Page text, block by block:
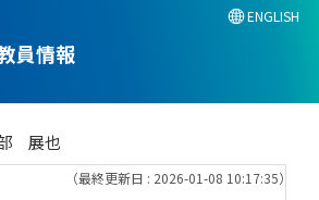
員情報
ENGLISH
展也
（最終更新日 : 2026-01-08 10:17:35）